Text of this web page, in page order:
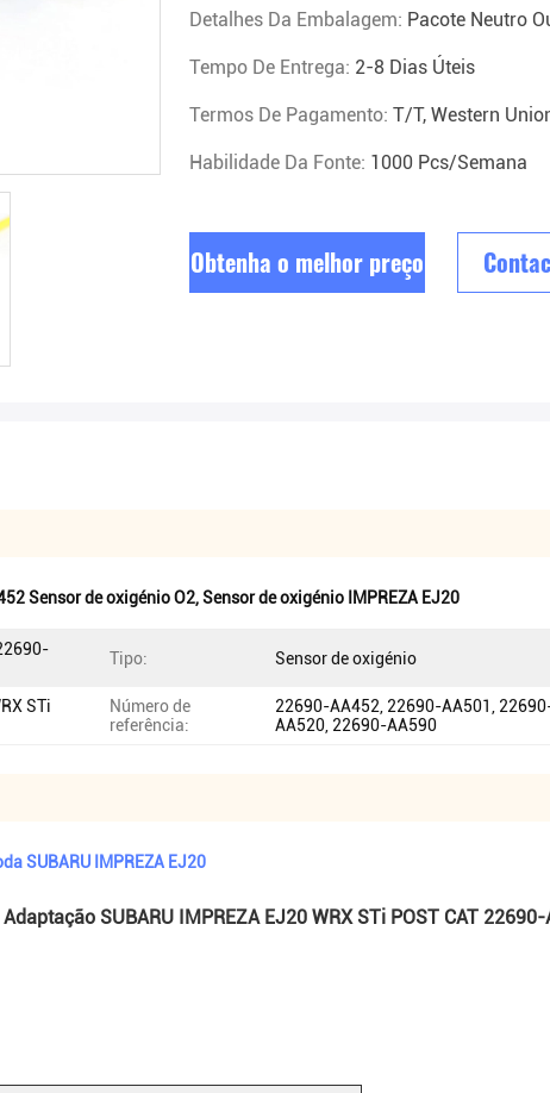
Detalhes Da Embalagem: Pacote Neutro
Tempo De Entrega: 2-8 Dias Úteis
Termos De Pagamento: T/T, Western
Habilidade Da Fonte: 1000 Pcs/semana
Obtenha o melhor preço
Sensor de oxigénio O2,Sensor de oxigénio IMPREZA EJ20
Tipo: Sensor de oxigénio
STi
Número de
referência:
22690-AA452, 22690-AA501,
AA520, 22690-AA590
SUBARU IMPREZA EJ20
SUBARU IMPREZA EJ20 WRX STi POST CAT